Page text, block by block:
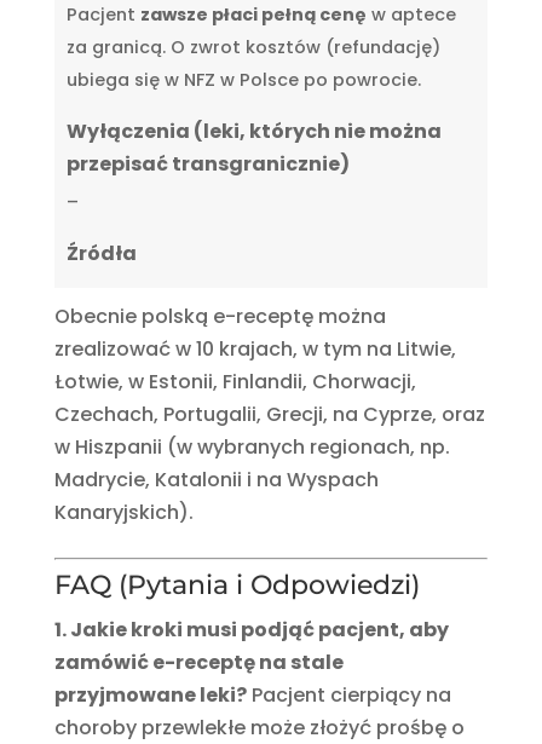
Pacjent zawsze płaci pełną cenę w aptece
za granicą. O zwrot kosztów (refundację)
ubiega się w NFZ w Polsce po powrocie.
Wyłączenia (leki, których nie można
przepisać transgranicznie)
–
Źródła
Obecnie polską e-receptę można
zrealizować w 10 krajach, w tym na Litwie,
Łotwie, w Estonii, Finlandii, Chorwacji,
Czechach, Portugalii, Grecji, na Cyprze, oraz
w Hiszpanii (w wybranych regionach, np.
Madrycie, Katalonii i na Wyspach
Kanaryjskich).
FAQ (Pytania i Odpowiedzi)
1. Jakie kroki musi podjąć pacjent, aby
zamówić e-receptę na stale
przyjmowane leki?Pacjent cierpiący na
choroby przewlekłe może złożyć prośbę o